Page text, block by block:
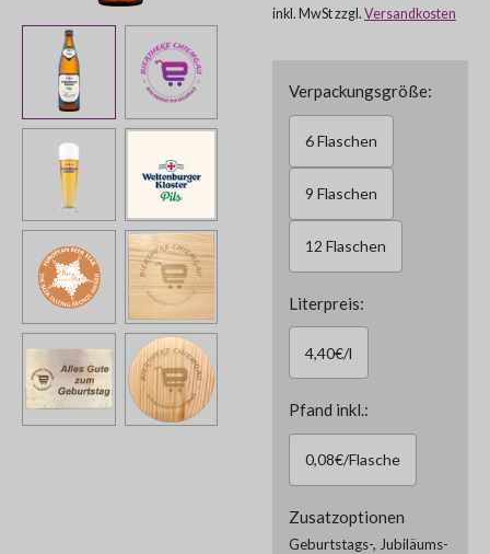
inkl. MwSt zzgl. Versandkosten
Verpackungsgröße:
6 Flaschen
9 Flaschen
12 Flaschen
Literpreis:
4,40€/l
Pfand inkl.:
0,08€/Flasche
Zusatzoptionen
Geburtstags-, Jubiläums-